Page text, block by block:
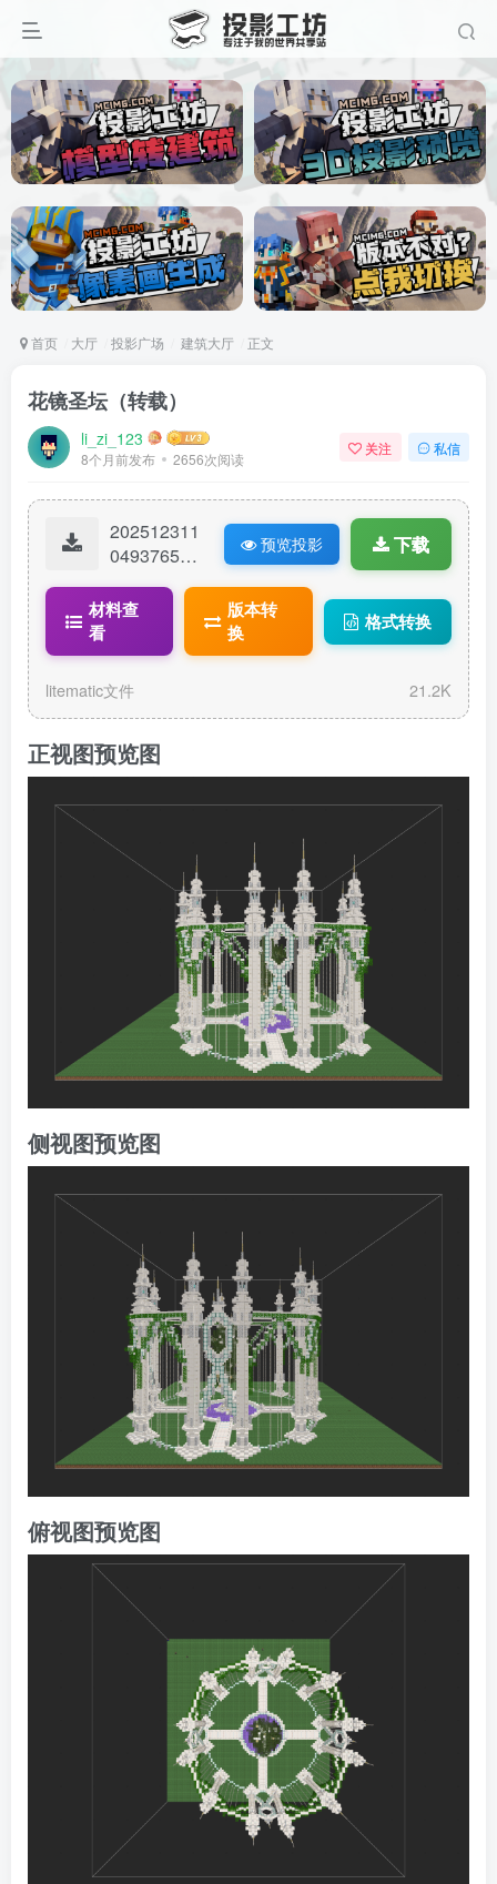
首页 大厅 投影广场 建筑大厅 正文
花镜圣坛（转载）
li_zi_123
8个月前发布 2656次阅读
关注 私信
202512311
04937655-
74433654-
ematic
预览投影 下载
材料查
看
版本转
换
格式转换
litematic文件 21.2K
正视图预览图
侧视图预览图
俯视图预览图